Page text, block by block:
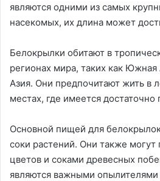
являются одними из самых
насекомых, их длина может
Белокрылки обитают в
регионах мира, таких как
Азия. Они предпочитают жить в
местах, где имеется
Основной пищей для
соки растений. Они также могут
цветов и соками древесных
являются важными опылителями